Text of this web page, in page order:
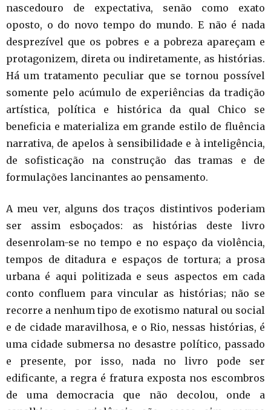
nascedouro de expectativa, senão como exato
oposto, o do novo tempo do mundo. E não é nada
desprezível que os pobres e a pobreza apareçam e
protagonizem, direta ou indiretamente, as histórias.
Há um tratamento peculiar que se tornou possível
somente pelo acúmulo de experiências da tradição
artística, política e histórica da qual Chico se
beneficia e materializa em grande estilo de fluência
narrativa, de apelos à sensibilidade e à inteligência,
de sofisticação na construção das tramas e de
formulações lancinantes ao pensamento.
A meu ver, alguns dos traços distintivos poderiam
ser assim esboçados: as histórias deste livro
desenrolam-se no tempo e no espaço da violência,
tempos de ditadura e espaços de tortura; a prosa
urbana é aqui politizada e seus aspectos em cada
conto confluem para vincular as histórias; não se
recorre a nenhum tipo de exotismo natural ou social
e de cidade maravilhosa, e o Rio, nessas histórias, é
uma cidade submersa no desastre político, passado
e presente, por isso, nada no livro pode ser
edificante, a regra é fratura exposta nos escombros
de uma democracia que não decolou, onde a